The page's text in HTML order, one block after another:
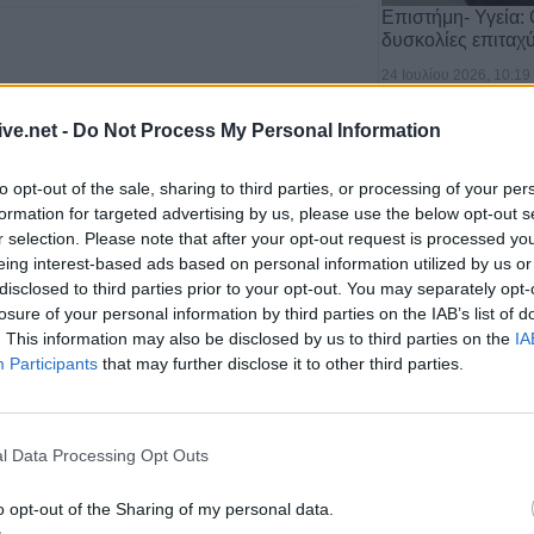
- Do Not Process My Personal Information
opt-out of the sale, sharing to third parties, or processing of your
for targeted advertising by us, please use the below opt-out
selection. Please note that after your opt-out request is processed
interest-based ads based on personal information utilized by us
to third parties prior to your opt-out. You may separately
of your personal information by third parties on the IAB’s list of
This information may also be disclosed by us to third parties on the
Participants that may further disclose it to other third parties.
Data Processing Opt Outs
opt-out of the Sharing of my personal data.
το πρόγραμμα
της ΔΕΥΑ Σοφάδων
καταρτίστηκε και ψηφίσθηκε το
της Δημοτικής Επιχείρησης για το 2025,
Διευθύντριας κ. Καραγεώργου.
2024
5.000 ευρώ στο Γ.Σ.
Παιδείας,
Επιστήμη- Υγεία:
δυσκολίες
24 Ιουλίου 2026, 10:19
Υγεία: Ο θόρυβος
21 Ιουλίου 2026, 10:18